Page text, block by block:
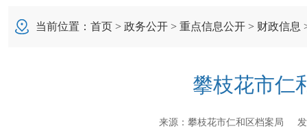
当前位置： 首页 > 政务公开 > 重点信息公开 > 财政信息
攀枝花市仁
来源： 攀枝花市仁和区档案局 发